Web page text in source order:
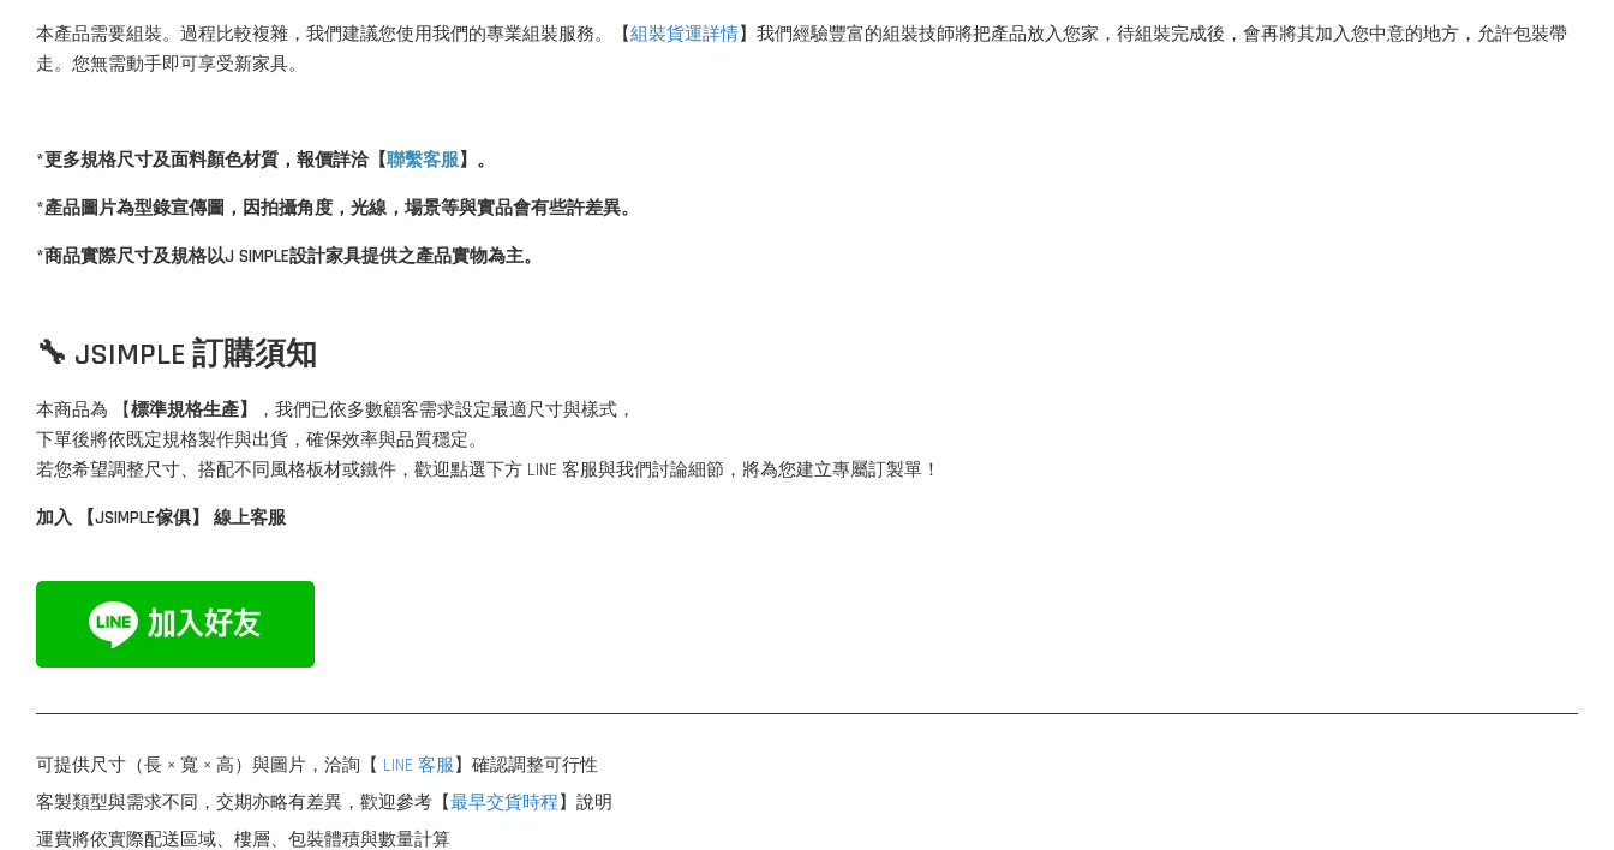
本產品需要組裝。過程比較複雜，我們建議您使用我們的專業組裝服務。【組裝貨運詳情】我們經驗豐富的組裝技師將把產品放入您家，待組裝完成後，會再將其加入您中意的地方，允許包裝帶
走。您無需動手即可享受新家具。
*更多規格尺寸及面料顏色材質，報價詳洽【聯繫客服】。
*產品圖片為型錄宣傳圖，因拍攝角度，光線，場景等與實品會有些許差異。
*商品實際尺寸及規格以J SIMPLE設計家具提供之產品實物為主。
🔧 JSIMPLE 訂購須知
本商品為 【標準規格生產】
，我們已依多數顧客需求設定最適尺寸與樣式，
下單後將依既定規格製作與出貨，確保效率與品質穩定。
若您希望調整尺寸、搭配不同風格板材或鐵件，歡迎點選下方 LINE 客服與我們討論細節，將為您建立專屬訂製單！
加入 【JSIMPLE傢俱】 線上客服
可提供尺寸（長 × 寬 × 高）與圖片，洽詢【 LINE 客服】確認調整可行性
客製類型與需求不同，交期亦略有差異，歡迎參考【最早交貨時程】說明
運費將依實際配送區域、樓層、包裝體積與數量計算